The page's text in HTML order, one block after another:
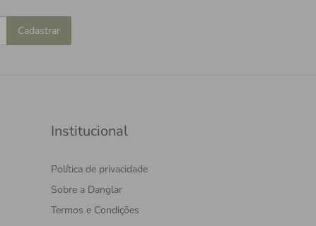
Cadastrar
Institucional
Política de privacidade
Sobre a Danglar
Termos e Condições